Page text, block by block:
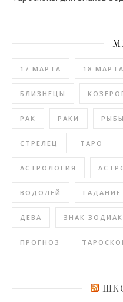
17 МАРТА 18 МАРТА
БЛИЗНЕЦЫ
РАК РАКИ РЫБЫ
СТРЕЛЕЦ ТАРО
АСТРОЛОГИЯ
ВОДОЛЕЙ ГАДАНИЕ
ДЕВА ЗНАК
ПРОГНОЗ